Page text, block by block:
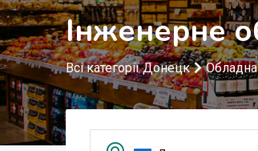
Інженерне
Всі категорії Донецк